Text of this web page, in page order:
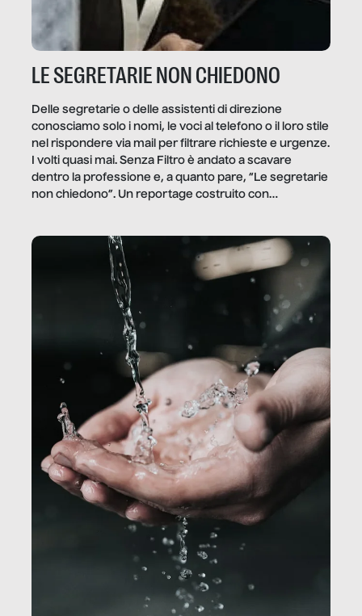
LE SEGRETARIE NON CHIEDONO
Delle segretarie o delle assistenti di direzione
conosciamo solo i nomi, le voci al telefono o il loro stile
nel rispondere via mail per filtrare richieste e urgenze.
I volti quasi mai. Senza Filtro è andato a scavare
dentro la professione e, a quanto pare, “Le segretarie
non chiedono”. Un reportage costruito con